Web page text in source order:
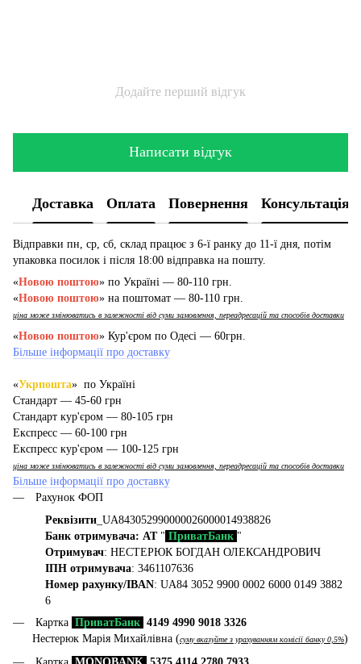
Додайте перший відгук
Написати відгук
Доставка Оплата Повернення Консультація
Відправки пн, ср, сб, склад працює з 6-ї ранку до 11-ї дня, потім
упаковка посилок і після 18:00 відправка на пошту.
«Новою поштою» по Україні — 80-110 грн.
«Новою поштою» на поштомат — 80-110 грн.
ціна може змінюватись в залежності від суми замовлення, переадресацій та способів доставки
«Новою поштою» Кур'єром по Одесі — 60грн.
Більше інформації про доставку
«Укрпошта» по Україні
Стандарт — 45-60 грн
Стандарт кур'єром — 80-105 грн
Експресс — 60-100 грн
Експресс кур'єром — 100-125 грн
ціна може змінюватись в залежності від суми замовлення, переадресацій та способів доставки
Більше інформації про доставку
Рахунок ФОП
Реквізити _UA843052990000026000014938826
Банк отримувача: АТ" ПриватБанк "
Отримувач: НЕСТЕРЮК БОГДАН ОЛЕКСАНДРОВИЧ
ІПН отримувача: 3461107636
Номер рахунку/IBAN: UA84 3052 9900 0002 6000 0149 3882
6
Картка ПриватБанк 4149 4990 9018 3326
Нестерюк Марія Михайлівна (суму вказуйте з урахуванням комісії банку 0,5%)